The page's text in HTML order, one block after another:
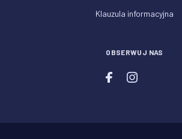
Klauzula informacyjna
OBSERWUJ NAS